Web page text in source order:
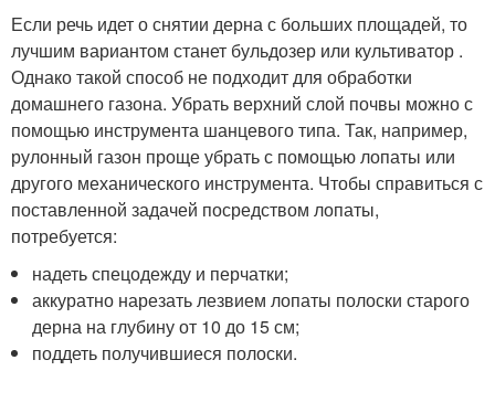
Если речь идет о снятии дерна с больших площадей, то
лучшим вариантом станет бульдозер или культиватор .
Однако такой способ не подходит для обработки
домашнего газона. Убрать верхний слой почвы можно с
помощью инструмента шанцевого типа. Так, например,
рулонный газон проще убрать с помощью лопаты или
другого механического инструмента. Чтобы справиться с
поставленной задачей посредством лопаты,
потребуется:
надеть спецодежду и перчатки;
аккуратно нарезать лезвием лопаты полоски старого
дерна на глубину от 10 до 15 см;
поддеть получившиеся полоски.